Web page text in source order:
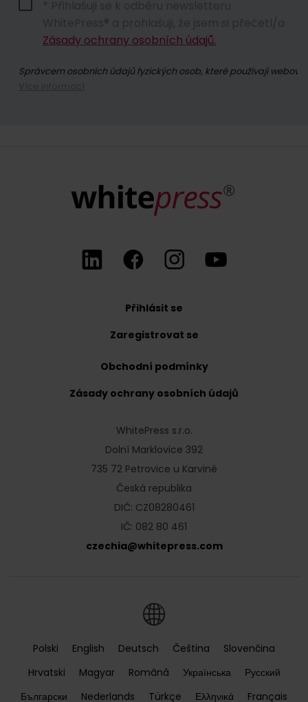
Zásady ochrany osobních údajů.
Správcem osobních údajů fyzických osob, které používají webové
Přihlásit se
Zaregistrovat se
WhitePress s.r.o.
Dolní Marklovice 392
735 72 Petrovice u Karviné
Česká republika
DIČ: CZ08280461
IČ: 082 80 461
czechia@whitepress.com
Obchodní podmínky
Zásady ochrany osobních údajů
Polski English Deutsch Čeština
Slovenčina
Hrvatski
Magyar Română Українська
Русский
Български
Nederlands Türkçe Ελληνικά Français